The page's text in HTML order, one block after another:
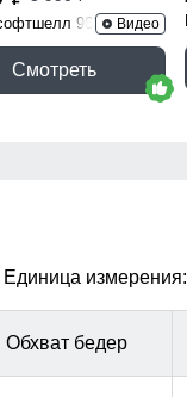
9634_1TF
Видео
Смотреть
Единица
Обхват бедер